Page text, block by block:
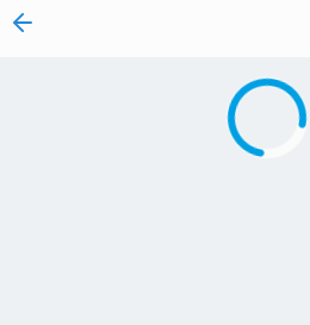
vai al contenuto